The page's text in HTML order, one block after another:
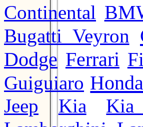
Continental
Bugatti Veyron
Dodge Ferrari
Guiguiaro Honda
Jeep
Kia Kia